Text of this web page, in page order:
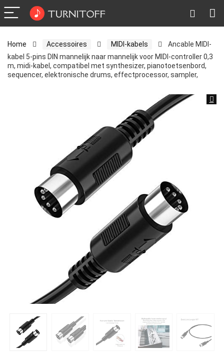
Home Accessoires MIDI-kabels
Ancable MIDI-
kabel 5-pins DIN mannelijk naar mannelijk voor MIDI-controller 0,3
m, midi-kabel, compatibel met synthesizer, pianotoetsenbord,
sequencer, elektronische drums, effectprocessor, sampler,